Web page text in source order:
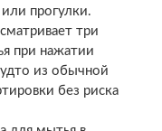
прогулки.
три
при нажатии
из обычной
без риска